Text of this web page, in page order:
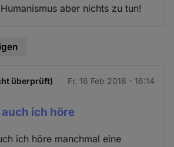
aber nichts zu tun!
überprüft) Fr. 16 Feb 2018 - 16:14
ich höre
ich höre manchmal eine